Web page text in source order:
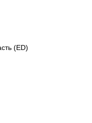
(ED)